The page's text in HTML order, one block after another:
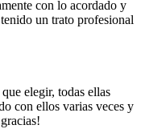
con lo acordado y
un trato profesional
elegir, todas ellas
con ellos varias veces y